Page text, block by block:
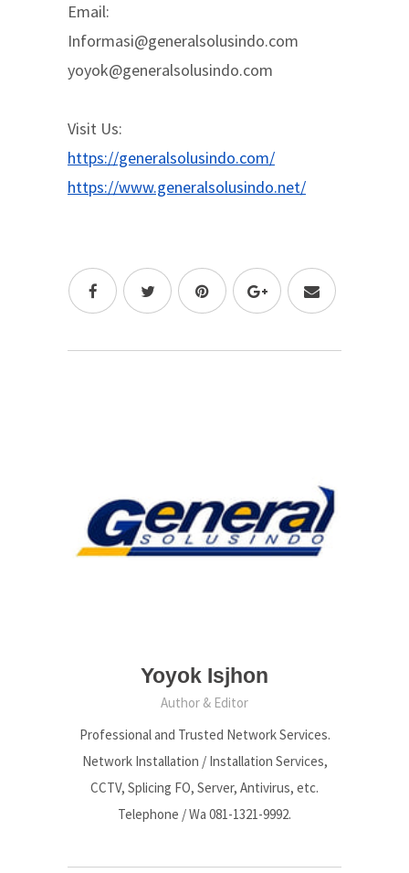
Email:
Informasi@generalsolusindo.com
yoyok@generalsolusindo.com
Visit Us:
https://generalsolusindo.com/
https://www.generalsolusindo.net/
Yoyok Isjhon
Author & Editor
Professional and Trusted Network Services.
Network Installation / Installation Services,
CCTV, Splicing FO, Server, Antivirus, etc.
Telephone / Wa 081-1321-9992.